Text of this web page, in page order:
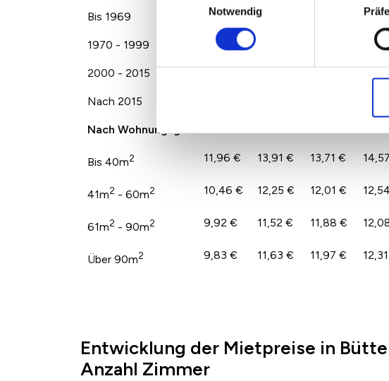
Notwendig
Bis 1969 9,65 € 11,13 €
1970 - 1999 9,68 €
2000 - 2015
Nach 2015
Nach Wohnungsgröße
Bis 40m2 11,96 € 13,91 € 13,71 €
41m2 - 60m2 10,46 € 12,25 € 12,01 €
61m2 - 90m2 9,92 € 11,52 € 11,88 €
Über 90m2 9,83 € 11,63 € 11,97 €
Entwicklung der Mietpreise in
Anzahl Zimmer